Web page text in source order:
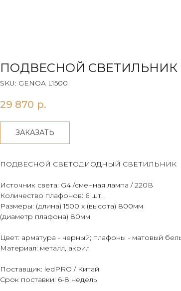
ПОДВЕСНОЙ СВЕТИЛЬНИК
SKU: GENOA L1500
29 870 р.
ЗАКАЗАТЬ
ПОДВЕСНОЙ СВЕТОДИОДНЫЙ СВЕТИЛЬНИК
Источник света: G4 /сменная лампа / 220В
Количество плафонов: 6 шт.
Размеры: (длина) 1500 х (высота) 800мм
(диаметр плафона) 80мм
Цвет: арматура - черный; плафоны - матовый
Материал: металл, акрил
Поставщик: ledPRO / Китай
Срок поставки: 6-8 недель